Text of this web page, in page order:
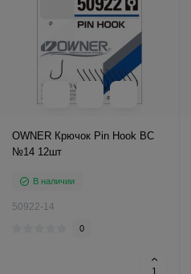
OWNER Крючок Pin Hook BC
№14 12шт
В наличии
50922-14
0